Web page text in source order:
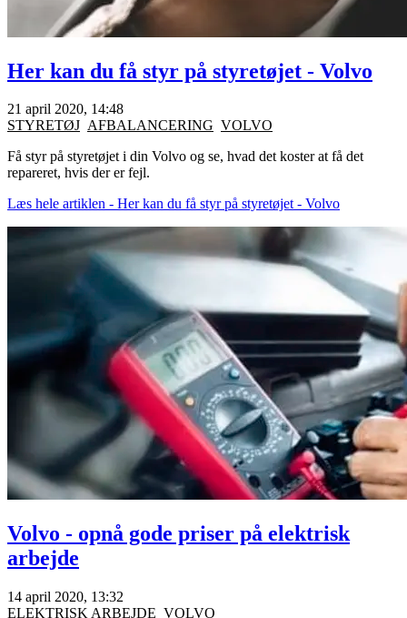
Her kan du få styr på styretøjet - Volvo
21 april 2020, 14:48
STYRETØJ AFBALANCERING VOLVO
Få styr på styretøjet i din Volvo og se, hvad det koster at få det
repareret, hvis der er fejl.
Læs hele artiklen - Her kan du få styr på styretøjet - Volvo
Volvo - opnå gode priser på elektrisk
arbejde
14 april 2020, 13:32
ELEKTRISK ARBEJDE VOLVO